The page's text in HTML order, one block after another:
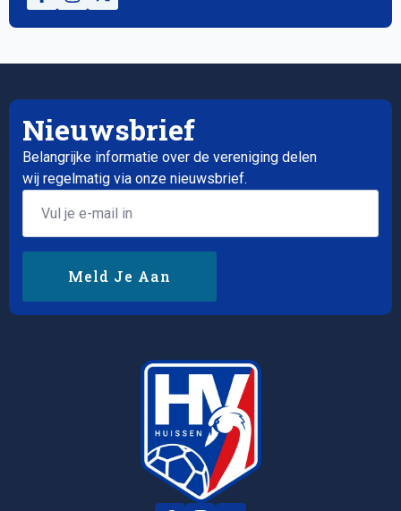
Nieuwsbrief
Belangrijke informatie over de vereniging delen
wij regelmatig via onze nieuwsbrief.
Email
Meld Je Aan